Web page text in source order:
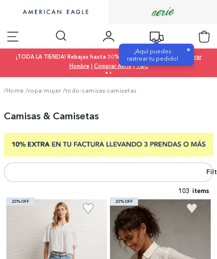
¡Aquí puedes
rastrear tu pedido!
×
¡TODA LA TIENDA! Rebajas hasta 50% OFF |Comprar Mujer|
Comprar
Hombre | Comprar Aerie|T&C
/Home /ropa-mujer /todo-camisas-camisetas
Camisas & Camisetas
103
20% OFF 20% OFF